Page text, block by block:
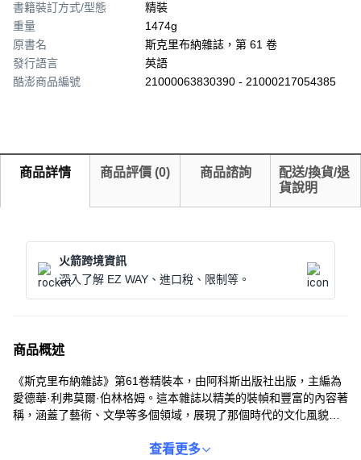
書籍裝訂方式/型態
精裝
重量
1474g
原書名
斯克里布納雜誌，第 61 卷
發行語言
英語
酷澎商品編號
21000063830390 - 21000217054385
商品詳情 商品評價 (0) 商品諮詢
配送/換貨/退
貨說明
火箭跨境資訊
深入了解 EZ WAY、進口稅、限制等。
商品概述
《斯克里布納雜誌》第61卷精裝本，由阿科斯出版社出版，主編為
愛德華·利弗莫爾·伯林格姆。這本雜誌以精美的裝幀和豐富的內容著
稱，涵蓋了藝術、文學等多個領域，展現了那個時代的文化風貌。
術，還是單純享受閱讀的樂趣，這本書都能滿足您的需求。重量為
查看更多